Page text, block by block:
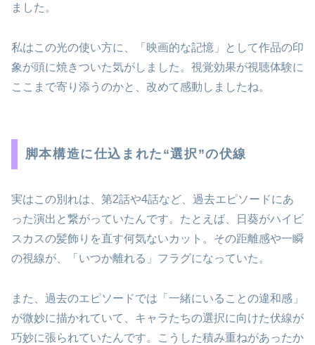
ました。
私はこの光の使い方に、「映画的な記憶」として作品の印
象が頭に焼きついた気がしました。視覚効果が視聴体験に
ここまで寄り添うのかと、改めて感動しましたね。
脚本構造に仕込まれた“選択”の伏線
実はこの別れは、第2話や4話など、過去エピソードにあ
った演出と繋がっていたんです。たとえば、日葵がハイビ
スカスの髪飾りを直す何気ないカット。その距離感や一瞬
の視線が、「いつか離れる」フラグになっていた。
また、過去のエピソードでは「一緒にいることの違和感」
が微妙に描かれていて、キャラたちの選択に向けた伏線が
巧妙に張られていたんです。こうした積み重ねがあったか